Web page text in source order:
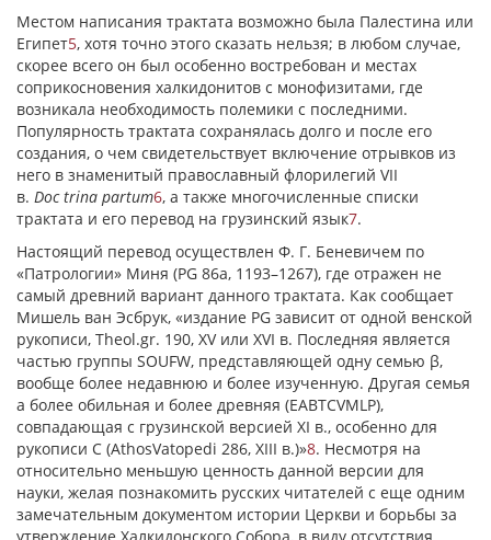
Местом написания трактата возможно была Палестина или
Египет5, хотя точно этого сказать нельзя; в любом случае,
скорее всего он был особенно востребован и местах
соприкосновения халкидонитов с монофизитами, где
возникала необходимость полемики с последними.
Популярность трактата сохранялась долго и после его
создания, о чем свидетельствует включение отрывков из
него в знаменитый православный флорилегий VII
в. Doc trina partum6, а также многочисленные списки
трактата и его перевод на грузинский язык7.
Настоящий перевод осуществлен Ф. Г. Беневичем по
«Патрологии» Миня (PG 86а, 1193–1267), где отражен не
самый древний вариант данного трактата. Как сообщает
Мишель ван Эсбрук, «издание PG зависит от одной венской
рукописи, Theol.gr. 190, XV или XVI в. Последняя является
частью группы SOUFW, представляющей одну семью β,
вообще более недавнюю и более изученную. Другая семья
а более обильная и более древняя (EABTCVMLP),
совпадающая с грузинской версией XI в., особенно для
рукописи С (AthosVatopedi 286, XIII в.)»8. Несмотря на
относительно меньшую ценность данной версии для
науки, желая познакомить русских читателей с еще одним
замечательным документом истории Церкви и борьбы за